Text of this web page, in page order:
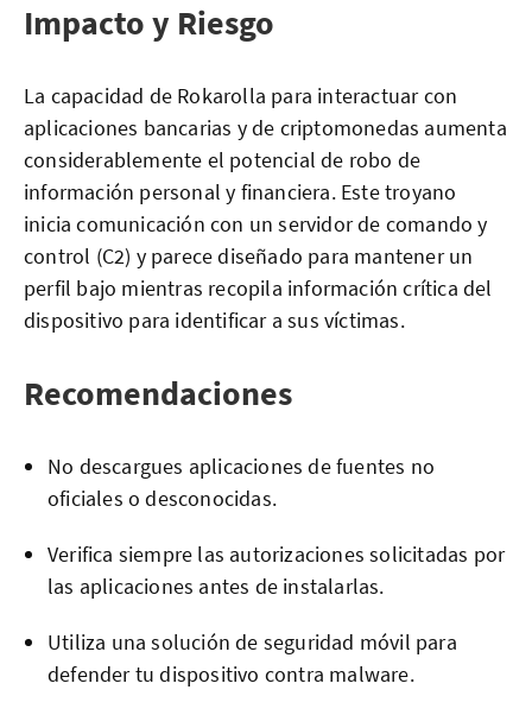
Impacto y Riesgo
La capacidad de Rokarolla para interactuar con
aplicaciones bancarias y de criptomonedas aumenta
considerablemente el potencial de robo de
información personal y financiera. Este troyano
inicia comunicación con un servidor de comando y
control (C2) y parece diseñado para mantener un
perfil bajo mientras recopila información crítica del
dispositivo para identificar a sus víctimas.
Recomendaciones
No descargues aplicaciones de fuentes no
oficiales o desconocidas.
Verifica siempre las autorizaciones solicitadas por
las aplicaciones antes de instalarlas.
Utiliza una solución de seguridad móvil para
defender tu dispositivo contra malware.